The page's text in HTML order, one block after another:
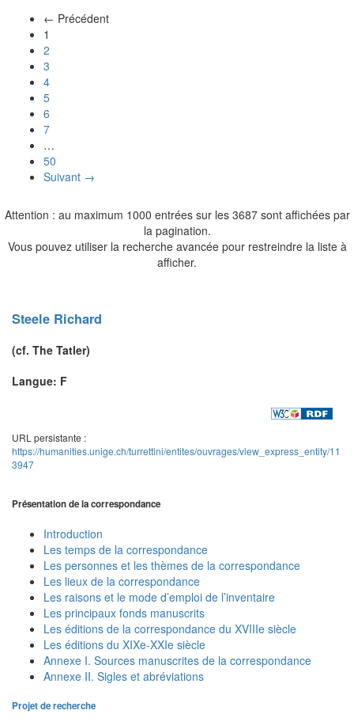
← Précédent
1
2
3
4
5
6
7
…
50
Suivant →
Attention : au maximum 1000 entrées sur les 3687 sont affichées par
la pagination.
Vous pouvez utiliser la recherche avancée pour restreindre la liste à
afficher.
Steele Richard
(cf. The Tatler)
Langue: F
URL persistante :
https://humanities.unige.ch/turrettini/entites/ouvrages/view_express_entity/11
3947
Présentation de la correspondance
Introduction
Les temps de la correspondance
Les personnes et les thèmes de la correspondance
Les lieux de la correspondance
Les raisons et le mode d’emploi de l’inventaire
Les principaux fonds manuscrits
Les éditions de la correspondance du XVIIIe siècle
Les éditions du XIXe-XXIe siècle
Annexe I. Sources manuscrites de la correspondance
Annexe II. Sigles et abréviations
Projet de recherche